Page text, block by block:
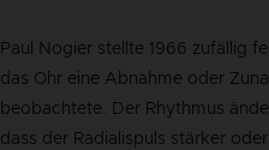
Paul Nogier stellte 1966 zufällig
das Ohr eine Abnahme oder
beobachtete. Der Rhythmus
dass der Radialispuls stärker